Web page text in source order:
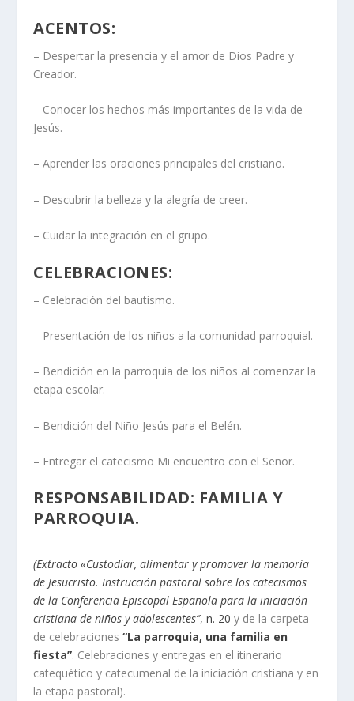
ACENTOS:
– Despertar la presencia y el amor de Dios Padre y
Creador.
– Conocer los hechos más importantes de la vida de
Jesús.
– Aprender las oraciones principales del cristiano.
– Descubrir la belleza y la alegría de creer.
– Cuidar la integración en el grupo.
CELEBRACIONES:
– Celebración del bautismo.
– Presentación de los niños a la comunidad parroquial.
– Bendición en la parroquia de los niños al comenzar la
etapa escolar.
– Bendición del Niño Jesús para el Belén.
– Entregar el catecismo Mi encuentro con el Señor.
RESPONSABILIDAD: FAMILIA Y
PARROQUIA.
(Extracto «Custodiar, alimentar y promover la memoria
de Jesucristo. Instrucción pastoral sobre los catecismos
de la Conferencia Episcopal Española para la iniciación
cristiana de niños y adolescentes”, n. 20 y de la carpeta
de celebraciones“La parroquia, una familia en
fiesta”. Celebraciones y entregas en el itinerario
catequético y catecumenal de la iniciación cristiana y en
la etapa pastoral).